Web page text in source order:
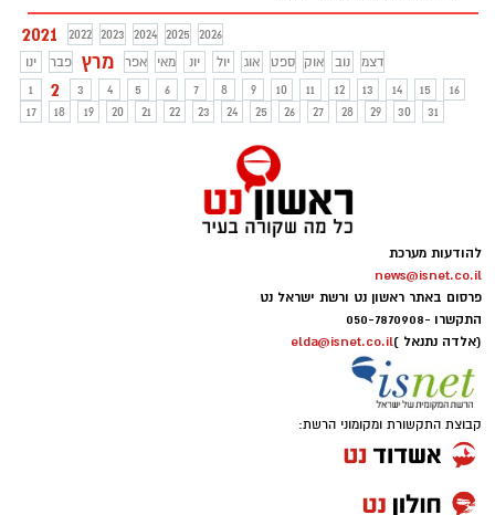
2021 2022 2023 2024 2025
2026
ינו
פבר מרץ אפר מאי יונ יול אוג ספט אוק נוב
דצמ
1
2 3 4 5 6 7 8 9 10 11 12 13 14 15
16
17
18 19 20 21 22 23 24 25 26 27 28 29 30 31
להודעות מערכת
news@isnet.co.il
פרסום באתר ראשון נט ורשת ישראל נט
התקשרו -050-7870908
(אלדה נתנאל )elda@isnet.co.il
קבוצת התקשורת ומקומוני הרשת: